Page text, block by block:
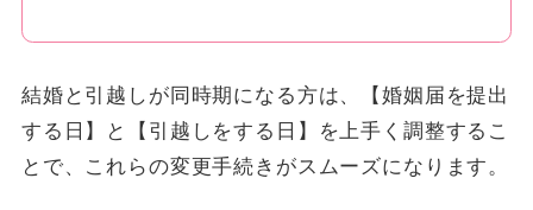
結婚と引越しが同時期になる方は、【婚姻届を提出
する日】と【引越しをする日】を上手く調整するこ
とで、これらの変更手続きがスムーズになります。